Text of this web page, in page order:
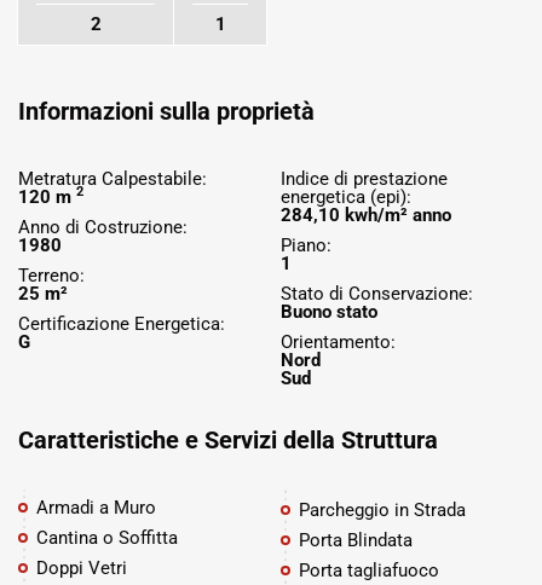
2 1
Informazioni sulla proprietà
Metratura Calpestabile:
120 m 2
Anno di Costruzione:
1980
Terreno:
25 m²
Certificazione Energetica:
G
Indice di prestazione
energetica (epi):
284,10 kwh/m² anno
Piano:
1
Stato di Conservazione:
Buono stato
Orientamento:
Nord
Sud
Caratteristiche e Servizi della Struttura
Armadi a Muro
Cantina o Soffitta
Doppi Vetri
Parcheggio in Strada
Porta Blindata
Porta tagliafuoco